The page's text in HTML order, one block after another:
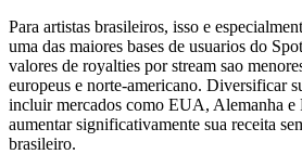
Para artistas brasileiros, isso e
uma das maiores bases de usuarios do
valores de royalties por stream sao
europeus e norte-americano. Diversificar
incluir mercados como EUA, Alemanha
aumentar significativamente sua receita
brasileiro.